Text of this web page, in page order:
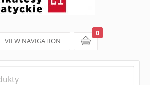
VIEW NAVIGATION koszyk
0